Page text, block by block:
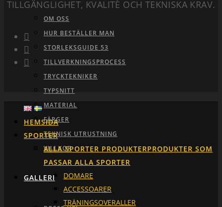
OM OSS
HUR BESTÄLLER MAN
STORLEKSGUIDE 53
TILLVERKNINGSPROCESS
TRYCKTEKNIKER
TYPSNITT
MATERIAL
FÄRGER
TEKNISK UTRUSTNING
VILLKOR
GALLERI
TILLGÄNGLIGHET, KVALITÈ OCH TEKNISKA KRAV.
HEMSIDA
SPORTER
ALLA SPORTER PRODUKTERPRODUKTER SOM
PASSAR ALLA SPORTER
DOMARE
ACCESSOARER
TRÄNINGSOVERALLER